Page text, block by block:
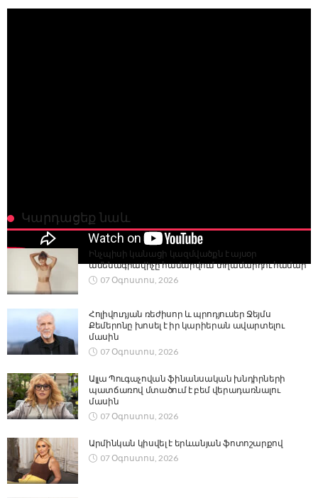
Կարդացեք նաև
Ինչպիսի կանացի կազմվածքն է այսօր
ամենագրավիչը համարվում տղամարդու համար
07 Օգոստոս, 2026
Հոլիվուդյան ռեժիսոր և պրոդյուսեր Ջեյմս
Քեմերոնը խոսել է իր կարիերան ավարտելու
մասին
07 Օգոստոս, 2026
Ալլա Պուգաչովան ֆինանսական խնդիրների
պատճառով մտածում է բեմ վերադառնալու
մասին
07 Օգոստոս, 2026
Արմինկան կիսվել է երևանյան ֆոտոշարքով
07 Օգոստոս, 2026